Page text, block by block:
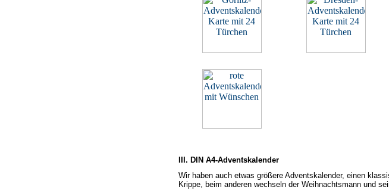
III. DIN A4-Adventskalender
Wir haben auch etwas größere Adventskalender, einen
Krippe, beim anderen wechseln der Weihnachtsmann und